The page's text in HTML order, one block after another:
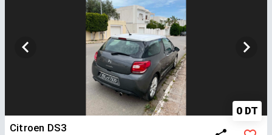
0 DT
Citroen DS3